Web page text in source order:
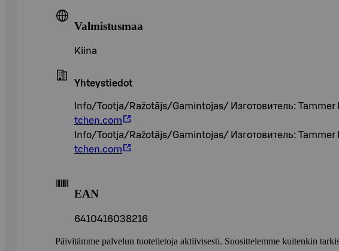
Valmistusmaa
Kiina
Yhteystiedot
Info/Tootja/Ražotājs/Gamintojas/ Изготовитель:
tchen.com
Info/Tootja/Ražotājs/Gamintojas/ Изготовитель:
tchen.com
EAN
6410416038216
Päivitämme palvelun tuotetietoja aktiivisesti. Suosittelemme kuitenkin